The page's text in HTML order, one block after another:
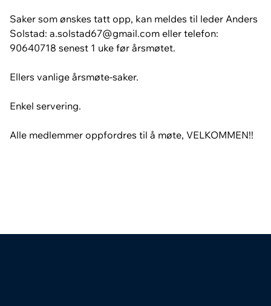
Saker som ønskes tatt opp, kan meldes til leder Anders
Solstad: a.solstad67@gmail.com eller telefon:
90640718 senest 1 uke før årsmøtet.
Ellers vanlige årsmøte-saker.
Enkel servering.
Alle medlemmer oppfordres til å møte, VELKOMMEN!!